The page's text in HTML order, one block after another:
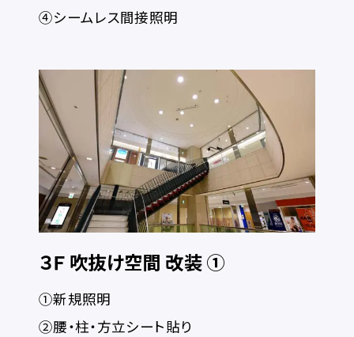
④シームレス間接照明
３Ｆ 吹抜け空間 改装 ①
①新規照明
②腰・柱・方立シート貼り